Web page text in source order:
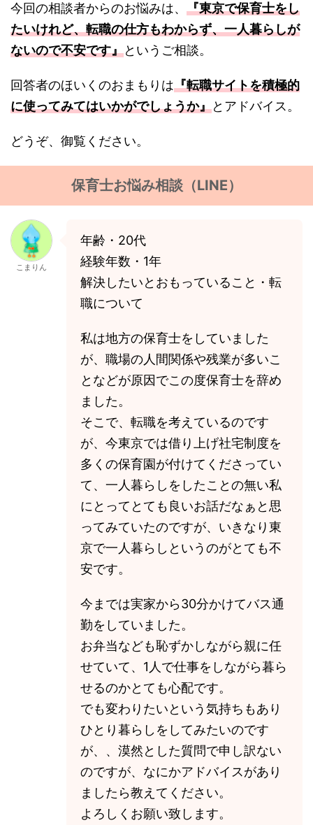
今回の相談者からのお悩みは、 『東京で保育士をし
たいけれど、転職の仕方もわからず、一人暮らしが
ないので不安です』というご相談。
回答者のほいくのおまもりは『転職サイトを積極的
に使ってみてはいかがでしょうか』とアドバイス。
どうぞ、御覧ください。
保育士お悩み相談（LINE）
こまりん
年齢・20代
経験年数・1年
解決したいとおもっていること・転
職について
私は地方の保育士をしていました
が、職場の人間関係や残業が多いこ
となどが原因でこの度保育士を辞め
ました。
そこで、転職を考えているのです
が、今東京では借り上げ社宅制度を
多くの保育園が付けてくださってい
て、一人暮らしをしたことの無い私
にとってとても良いお話だなぁと思
ってみていたのですが、いきなり東
京で一人暮らしというのがとても不
安です。
今までは実家から30分かけてバス通
勤をしていました。
お弁当なども恥ずかしながら親に任
せていて、1人で仕事をしながら暮ら
せるのかとても心配です。
でも変わりたいという気持ちもあり
ひとり暮らしをしてみたいのです
が、、漠然とした質問で申し訳ない
のですが、なにかアドバイスがあり
ましたら教えてください。
よろしくお願い致します。